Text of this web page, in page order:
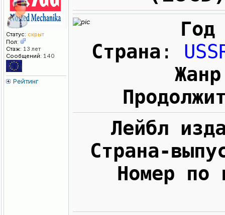
Статус: скрыт
Пол:
Стаж: 13 лет
Сообщений: 140
Рейтинг
Год
Страна :
Жанр
Лейбл
Страна-
Номер по